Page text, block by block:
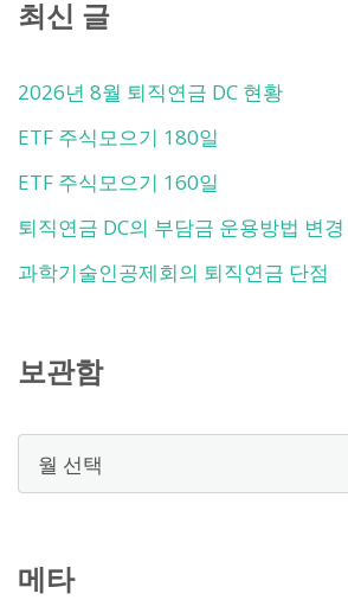
최신 글
2026년 8월 퇴직연금 DC 현황
ETF 주식모으기 180일
ETF 주식모으기 160일
퇴직연금 DC의 부담금 운용방법 변경
과학기술인공제회의 퇴직연금 단점
보관함
메타